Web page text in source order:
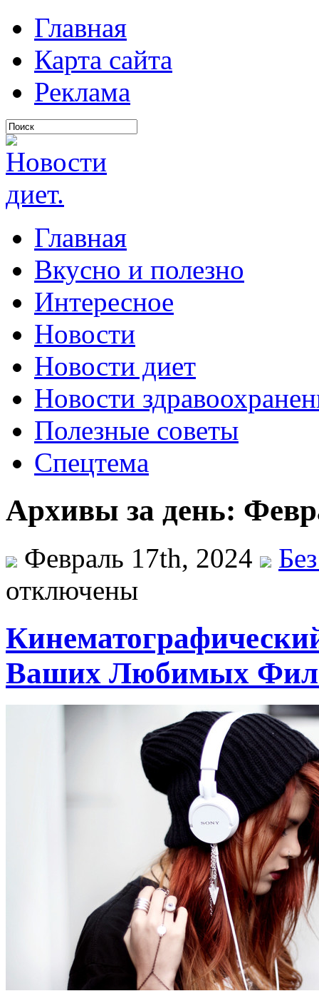
Главная
Карта сайта
Реклама
Главная
Вкусно и полезно
Интересное
Новости
Новости диет
Новости
Полезные советы
Спецтема
Архивы за день:
Февраль 17th, 2024
отключены
Ваших Любимых